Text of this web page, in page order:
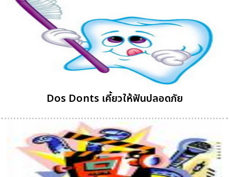
Dos Donts เคี้ยวให้ฟันปลอดภัย